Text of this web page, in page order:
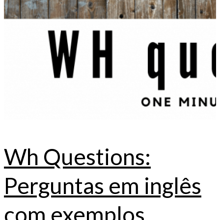
Wh Questions:
Perguntas em inglês
com exemplos